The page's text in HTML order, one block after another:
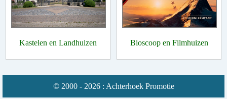
Kastelen en Landhuizen Bioscoop en Filmhuizen
© 2000 - 2026 : Achterhoek Promotie